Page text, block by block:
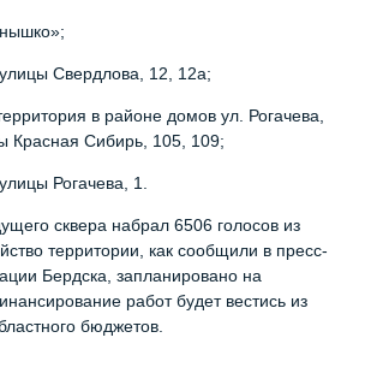
Свердлова, 12, 12а;
в районе домов ул. Рогачева,
Красная Сибирь, 105, 109;
Рогачева, 1.
сквера набрал 6506 голосов из
территории, как сообщили в пресс-
Бердска, запланировано на
работ будет вестись из
бюджетов.